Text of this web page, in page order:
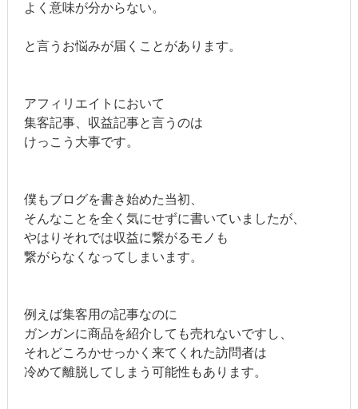
よく意味が分からない。
と言うお悩みが届くことがあります。
アフィリエイトにおいて
集客記事、収益記事と言うのは
けっこう大事です。
僕もブログを書き始めた当初、
そんなことを全く気にせずに書いていましたが、
やはりそれでは収益に繋がるモノも
繋がらなくなってしまいます。
例えば集客用の記事なのに
ガンガンに商品を紹介しても売れないですし、
それどころかせっかく来てくれた訪問者は
冷めて離脱してしまう可能性もあります。